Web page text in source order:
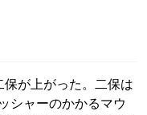
が上がった。二保は
シャーのかかるマウ